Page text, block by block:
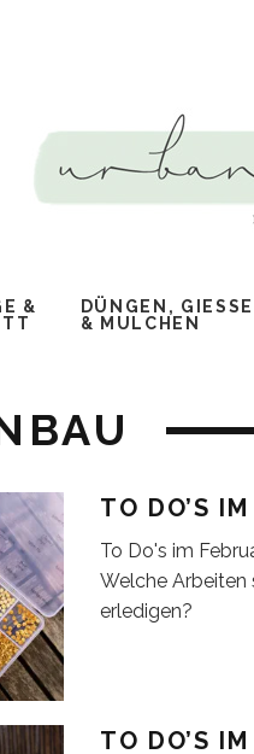
&
DÜNGEN, GIESSEN
MULCHEN
TO DO’S
To Do's im
Welche Arbeiten
erledigen?
TO DO’S